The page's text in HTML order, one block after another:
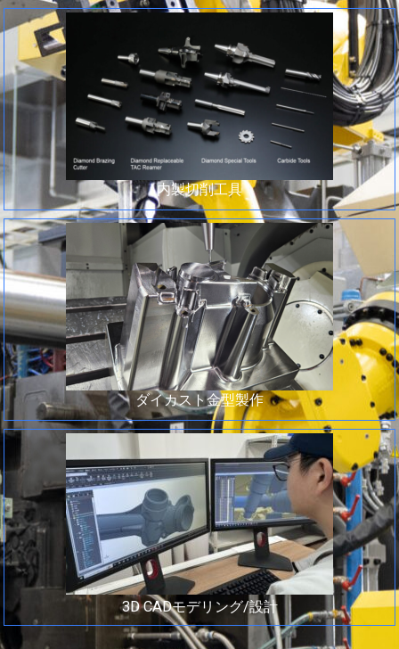
内製切削工具
ダイカスト金型製作
3D CADモデリング/設計